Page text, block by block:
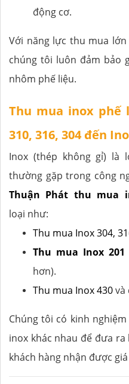
động cơ.
Với năng lực thu mua
chúng tôi luôn đảm bảo
nhôm phế liệu.
Thu mua inox phế
310, 316, 304 đến
Inox (thép không gỉ) là
thường gặp trong công
Thuận Phát thu mua
loại như:
Thu mua Inox 304,
Thu mua Inox 201
hơn).
Thu mua Inox 430và
Chúng tôi có kinh
inox khác nhau để đưa
khách hàng nhận được